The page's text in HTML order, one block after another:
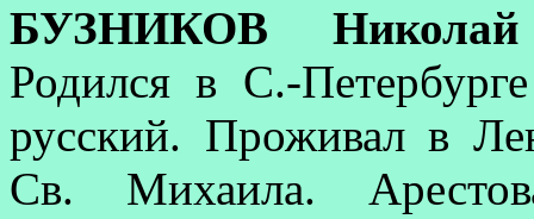
БУЗНИКОВ Николай
Родился в С.-
русский. Проживал в
Св. Михаила.